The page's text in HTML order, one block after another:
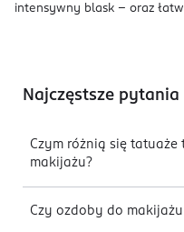
intensywny blask – oraz
Najczęstsze pytania
Czym różnią się tatuaże
makijażu?
Czy ozdoby do